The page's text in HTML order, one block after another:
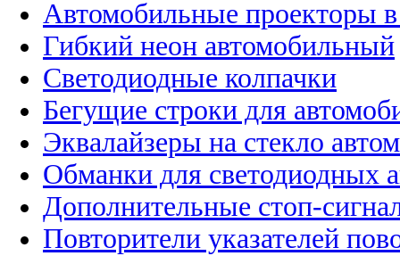
Автомобильные проекторы
Гибкий неон автомобильный
Светодиодные колпачки
Бегущие строки для
Эквалайзеры на стекло
Обманки для светодиодных
Дополнительные стоп-
Повторители указателей